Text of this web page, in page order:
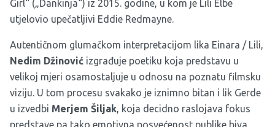
Girl“ („Dankinja“) iz 2015. godine, u kom je Lili Elbe
utjelovio upečatljivi Eddie Redmayne.
Autentičnom glumačkom interpretacijom lika Einara / Lili,
Nedim Džinović izgrađuje poetiku koja predstavu u
velikoj mjeri osamostaljuje u odnosu na poznatu filmsku
viziju. U tom procesu svakako je iznimno bitan i lik Gerde
u izvedbi Merjem Šiljak, koja decidno raslojava fokus
predstave pa tako emotivna posvećenost publike biva